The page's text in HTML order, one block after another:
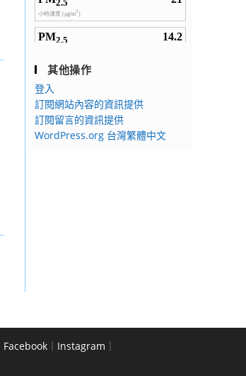
其他操作
登入
訂閱網站內容的資訊提供
訂閱留言的資訊提供
WordPress.org 台灣繁體中文
Facebook ｜ Instagram ｜